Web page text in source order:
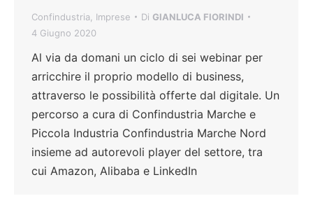
Confindustria Imprese Di GIANLUCA FIORINDI
4 Giugno 2020
Al via da domani un ciclo di sei webinar per
arricchire il proprio modello di business,
attraverso le possibilità offerte dal digitale. Un
percorso a cura di Confindustria Marche e
Piccola Industria Confindustria Marche Nord
insieme ad autorevoli player del settore, tra
cui Amazon, Alibaba e LinkedIn